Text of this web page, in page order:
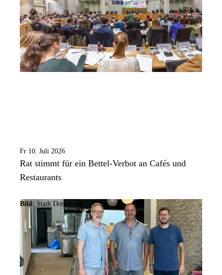
Fr 10. Juli 2026
Rat stimmt für ein Bettel-Verbot an Cafés und
Restaurants
Bild: Stadt Dortmund